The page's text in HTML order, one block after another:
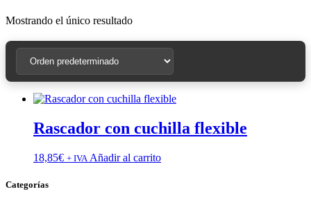
Mostrando el único resultado
Rascador con cuchilla flexible
18,85€ + IVA Añadir al carrito
Categorías